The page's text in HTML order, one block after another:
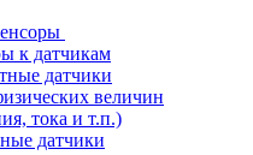
к датчикам
датчики
величин
тока и т.п.)
датчики